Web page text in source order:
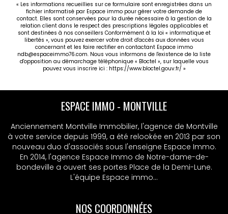
« Les informations recueillies sur ce formulaire sont enregistrées dans un
fichier informatisé par Espace immo pour gérer votre demande de
contact. Elles sont conservées pour la durée nécessaire à la gestion de la
relation client dans le respect des prescriptions légales applicables et
sont destinées à nos conseillers Conformément à la loi « informatique et
libertés », vous pouvez exercer votre droit d'accès aux données vous
concernant et les faire rectifier en contactant Espace immo
ndb@espaceimmo76.com. Nous vous informons de l'existence de la liste
d'opposition au démarchage téléphonique « Bloctel », sur laquelle vous
pouvez vous inscrire ici : https://www.bloctel.gouv.fr/ »
ESPACE IMMO - MONTVILLE
Anciennement Montville Immobilier, l'agence de Montville
à votre service depuis 1999, a été relookée en 2013 par son
nouveau duo d'associés sous l'enseigne Espace Immo.
En 2014, l'agence Espace Immo de Notre-dame-de-
bondeville a ouvert ses portes Place de la Demi-Lune.
L'équipe Espace immo...
NOS COORDONNÉES